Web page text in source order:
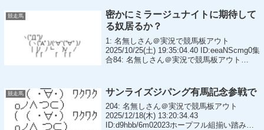
競走馬
密かにミラージュナイトに期待して
る奴居るか？
1: 名無しさん＠実況で競馬板アウト
2025/10/25(土) 19:35:04.40 ID:eeaNScmg0集
合84: 名無しさん＠実況で競馬板アウト
競走馬 サンライズジパング有馬記念参戦で
204: 名無しさん＠実況で競馬板アウト
2025/12/18(木) 13:20:34.43
ID:d9hbb/6m02023ホープフル組揃い踏みや